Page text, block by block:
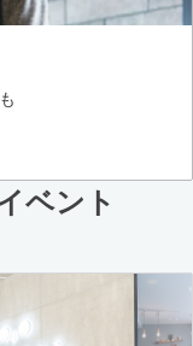
ベント